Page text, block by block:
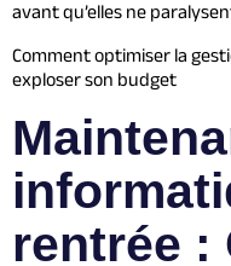
avant qu’elles ne
Comment optimiser la
exploser son budget
rentrée :